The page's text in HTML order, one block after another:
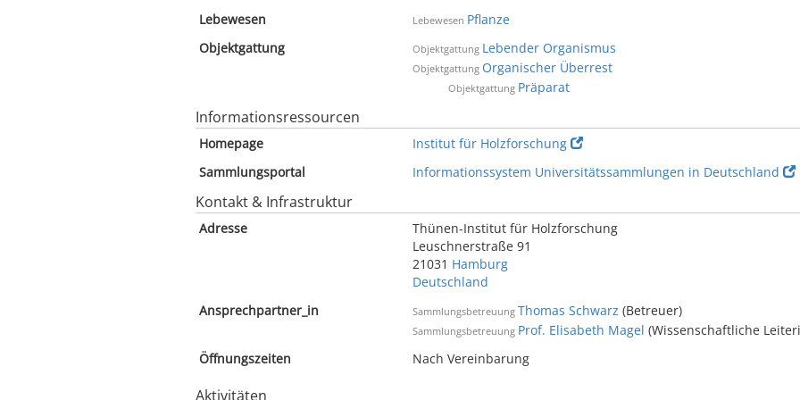
Lebewesen Lebewesen Pflanze
Objektgattung
Objektgattung Lebender Organismus
Objektgattung Organischer Überrest
Objektgattung Präparat
Informationsressourcen
Homepage
Institut für Holzforschung
Sammlungsportal
Informationssystem Universitätssammlungen in Deutschland
Kontakt & Infrastruktur
Adresse
Thünen-Institut für Holzforschung
Leuschnerstraße 91
21031 Hamburg
Deutschland
Ansprechpartner_in
Sammlungsbetreuung Thomas Schwarz (Betreuer)
Sammlungsbetreuung Prof. Elisabeth Magel (Wissenschaftliche
Öffnungszeiten
Nach Vereinbarung
Aktivitäten